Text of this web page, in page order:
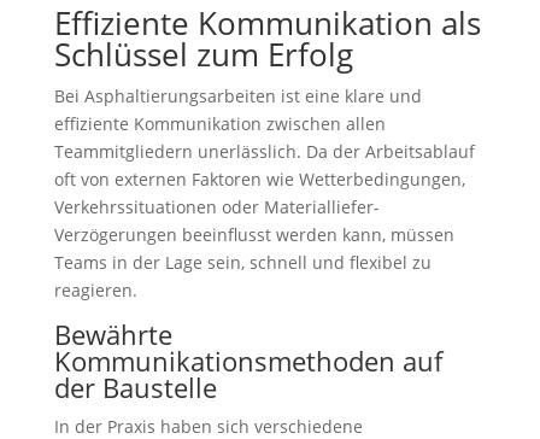
Effiziente Kommunikation als
Schlüssel zum Erfolg
Bei Asphaltierungsarbeiten ist eine klare und
effiziente Kommunikation zwischen allen
Teammitgliedern unerlässlich. Da der Arbeitsablauf
oft von externen Faktoren wie Wetterbedingungen,
Verkehrssituationen oder Materialliefer-
Verzögerungen beeinflusst werden kann, müssen
Teams in der Lage sein, schnell und flexibel zu
reagieren.
Bewährte
Kommunikationsmethoden auf
der Baustelle
In der Praxis haben sich verschiedene